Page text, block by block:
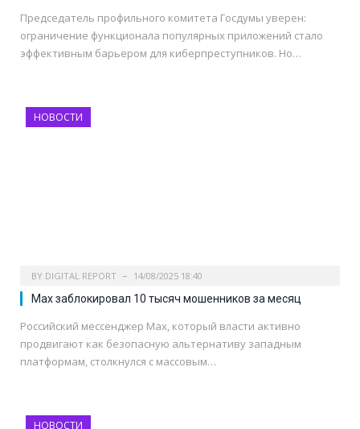
Председатель профильного комитета Госдумы уверен:
ограничение функционала популярных приложений стало
эффективным барьером для киберпреступников. Но…
НОВОСТИ
BY DIGITAL REPORT 14/08/2025 18:40
Max заблокировал 10 тысяч мошенников за месяц
Российский мессенджер Max, который власти активно
продвигают как безопасную альтернативу западным
платформам, столкнулся с массовым…
НОВОСТИ